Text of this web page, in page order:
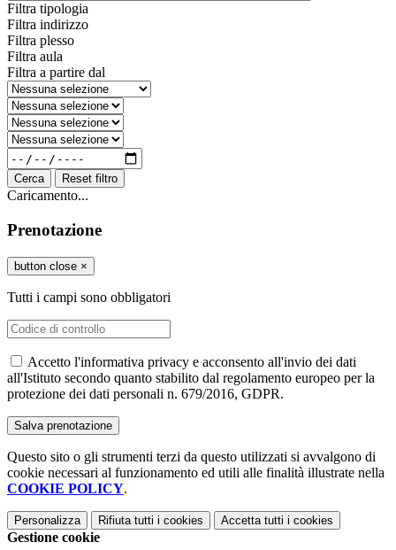
Filtra tipologia
Filtra indirizzo
Filtra plesso
Filtra aula
Filtra a partire dal
Cerca Reset filtro
Caricamento...
Prenotazione
button close ×
Tutti i campi sono obbligatori
Accetto l'informativa privacy e acconsento all'invio dei dati
all'Istituto secondo quanto stabilito dal regolamento europeo per la
protezione dei dati personali n. 679/2016, GDPR.
Questo sito o gli strumenti terzi da questo utilizzati si avvalgono di
cookie necessari al funzionamento ed utili alle finalità illustrate nella
COOKIE POLICY.
Personalizza Rifiuta tutti i cookies Accetta tutti i cookies
Gestione cookie